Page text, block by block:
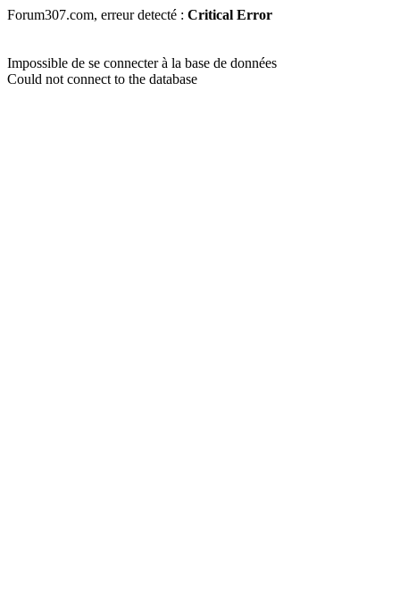
Forum307.com, erreur detecté : Critical Error
Impossible de se connecter à la base de données
Could not connect to the database